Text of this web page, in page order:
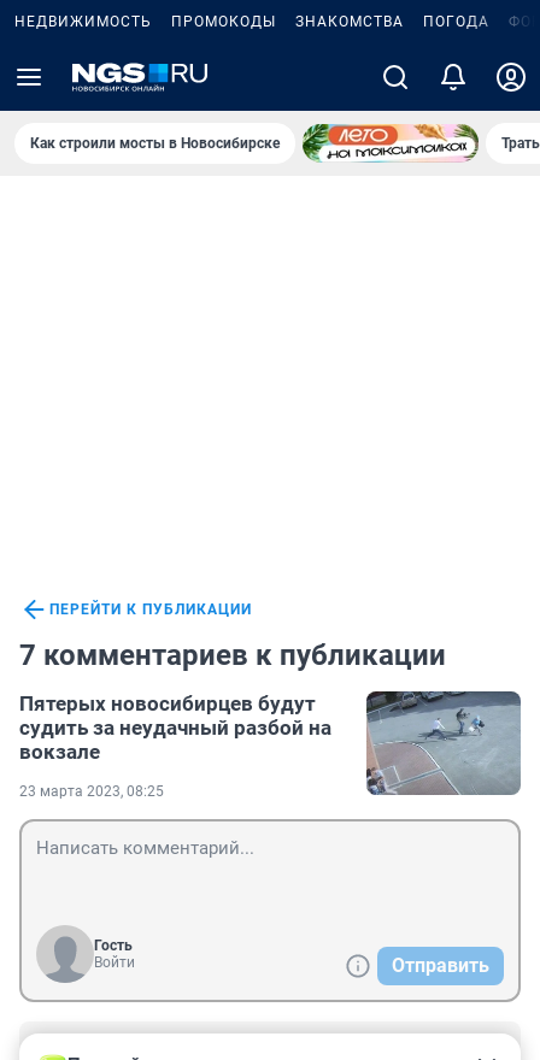
НЕДВИЖИМОСТЬ ПРОМОКОДЫ ЗНАКОМСТВА ПОГОДА
Как строили мосты в Новосибирске
ПЕРЕЙТИ К ПУБЛИКАЦИИ
7 комментариев к публикации
Пятерых новосибирцев будут
судить за неудачный разбой на
вокзале
23 марта 2023, 08:25
Гость
Войти
Отправить